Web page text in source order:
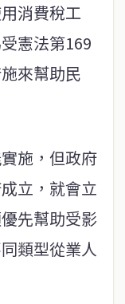
消費稅工
憲法第169
來幫助民
施，但政府
立，就會立
先幫助受影
類型從業人